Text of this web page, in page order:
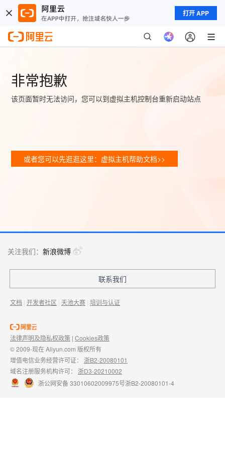
打开 APP
非常抱歉
该页面暂时无法访问，您可以到虚拟主机控制台重新启动站点
或者您可以先逛逛这里：虚拟主机帮助文档>>